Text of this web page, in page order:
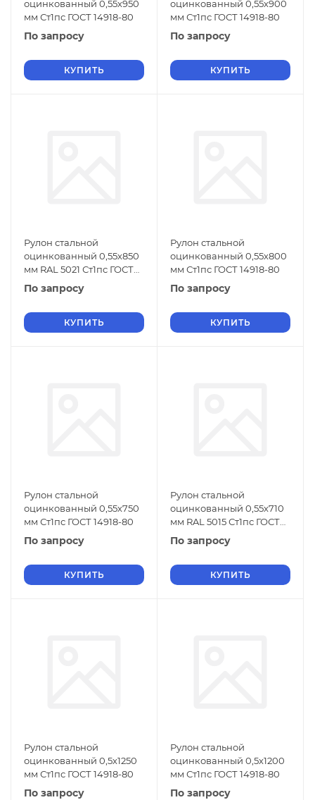
оцинкованный 0,55х950
мм Ст1пс ГОСТ 14918-80
По запросу
КУПИТЬ
оцинкованный 0,55х900
мм Ст1пс ГОСТ 14918-80
По запросу
КУПИТЬ
Рулон стальной
оцинкованный 0,55х850
мм RAL 5021 Ст1пс ГОСТ
14918-80
По запросу
КУПИТЬ
Рулон стальной
оцинкованный 0,55х800
мм Ст1пс ГОСТ 14918-80
По запросу
КУПИТЬ
Рулон стальной
оцинкованный 0,55х750
мм Ст1пс ГОСТ 14918-80
По запросу
КУПИТЬ
Рулон стальной
оцинкованный 0,55х710
мм RAL 5015 Ст1пс ГОСТ
14918-80
По запросу
КУПИТЬ
Рулон стальной
оцинкованный 0,5х1250
мм Ст1пс ГОСТ 14918-80
По запросу
Рулон стальной
оцинкованный 0,5х1200
мм Ст1пс ГОСТ 14918-80
По запросу